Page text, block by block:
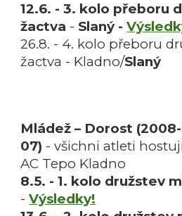
12.6. - 3. kolo přeboru
žactva - Slaný -
26.8. - 4. kolo přeboru
žactva - Kladno/Slaný
Mládež – Dorost (2008
07) - všichni atleti
AC Tepo Kladno
8.5. - 1. kolo družstev
-Výsledky!